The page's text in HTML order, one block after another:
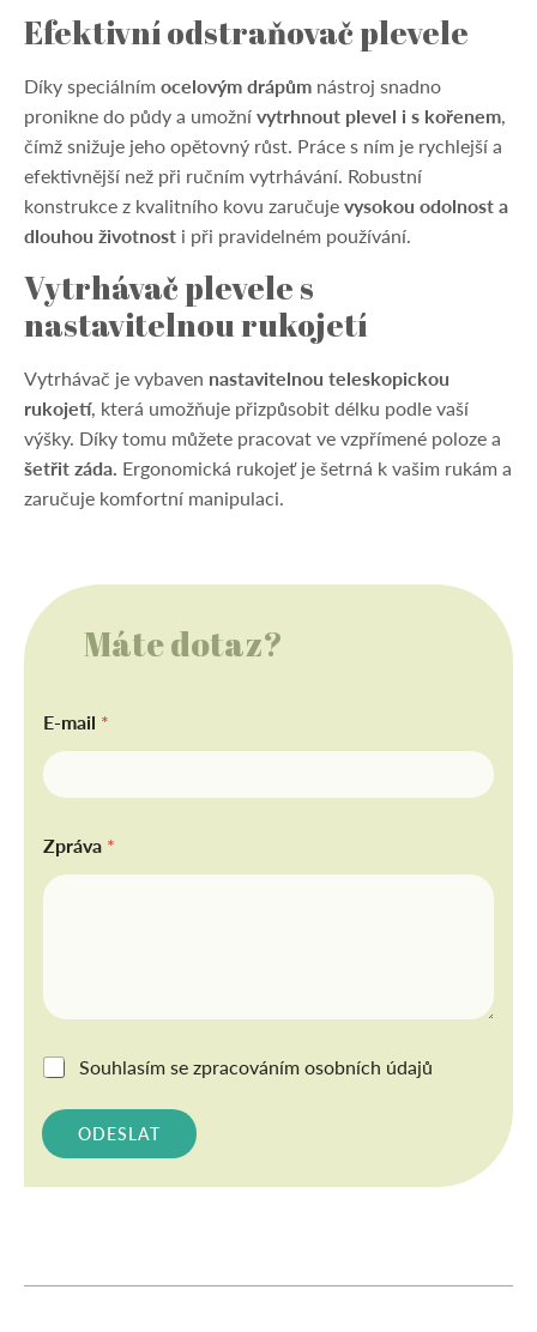
Efektivní odstraňovač plevele
Díky speciálním ocelovým drápům nástroj snadno
pronikne do půdy a umožnívytrhnout plevel i s kořenem,
čímž snižuje jeho opětovný růst. Práce s ním je rychlejší a
efektivnější než při ručním vytrhávání. Robustní
konstrukce z kvalitního kovu zaručujevysokou odolnost a
dlouhou životnost i při pravidelném používání.
Vytrhávač plevele s
nastavitelnou rukojetí
Vytrhávač je vybaven nastavitelnou teleskopickou
rukojetí, která umožňuje přizpůsobit délku podle vaší
výšky. Díky tomu můžete pracovat ve vzpřímené poloze a
šetřit záda. Ergonomická rukojeť je šetrná k vašim rukám a
zaručuje komfortní manipulaci.
Máte dotaz?
E-mail *
Zpráva *
G
P
R
*
Souhlasím sezpracováním osobních údajů
ODESLAT